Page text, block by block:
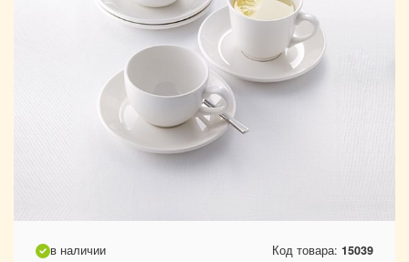
в наличии Код товара: 15039